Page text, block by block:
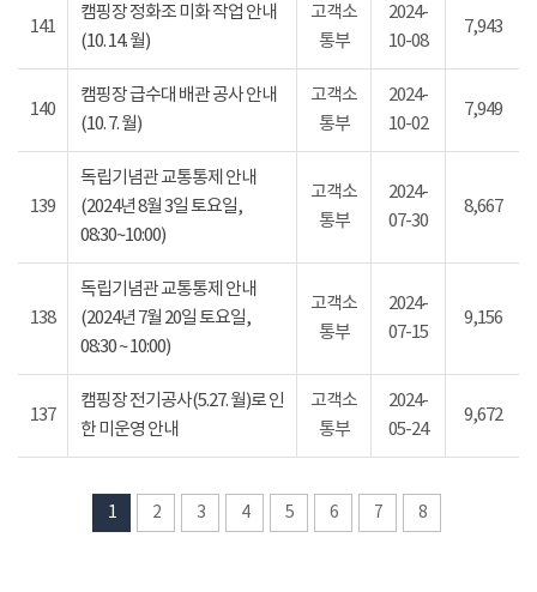
141
캠핑장 정화조 미화 작업 안내
(10. 14. 월)
고객소
통부
2024-
10-08
7,943
140
캠핑장 급수대 배관 공사 안내
(10. 7. 월)
고객소
통부
2024-
10-02
7,949
139
독립기념관 교통통제 안내
(2024년 8월 3일 토요일,
08:30~10:00)
고객소
통부
2024-
07-30
8,667
138
독립기념관 교통통제 안내
(2024년 7월 20일 토요일,
08:30 ~ 10:00)
고객소
통부
2024-
07-15
9,156
137
캠핑장 전기공사(5.27. 월)로 인
한 미운영 안내
고객소
통부
2024-
05-24
9,672
1 2 3 4 5 6 7 8